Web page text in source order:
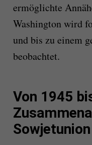
ermöglichte
Washington wird
und bis zu einem
beobachtet.
Von 1945